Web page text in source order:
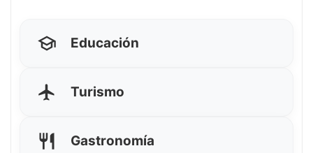
Educación
Turismo
Gastronomía